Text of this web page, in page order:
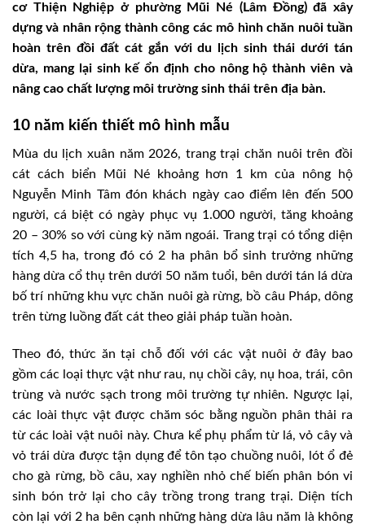
cơ Thiện Nghiệp ở phường Mũi Né (Lâm Đồng) đã xây
dựng và nhân rộng thành công các mô hình chăn nuôi tuần
hoàn trên đồi đất cát gắn với du lịch sinh thái dưới tán
dừa, mang lại sinh kế ổn định cho nông hộ thành viên và
nâng cao chất lượng môi trường sinh thái trên địa bàn.
10 năm kiến thiết mô hình mẫu
Mùa du lịch xuân năm 2026, trang trại chăn nuôi trên đồi
cát cách biển Mũi Né khoảng hơn 1 km của nông hộ
Nguyễn Minh Tâm đón khách ngày cao điểm lên đến 500
người, cá biệt có ngày phục vụ 1.000 người, tăng khoảng
20 – 30% so với cùng kỳ năm ngoái. Trang trại có tổng diện
tích 4,5 ha, trong đó có 2 ha phân bổ sinh trưởng những
hàng dừa cổ thụ trên dưới 50 năm tuổi, bên dưới tán lá dừa
bố trí những khu vực chăn nuôi gà rừng, bồ câu Pháp, dông
trên từng luồng đất cát theo giải pháp tuần hoàn.
Theo đó, thức ăn tại chỗ đối với các vật nuôi ở đây bao
gồm các loại thực vật như rau, nụ chồi cây, nụ hoa, trái, côn
trùng và nước sạch trong môi trường tự nhiên. Ngược lại,
các loài thực vật được chăm sóc bằng nguồn phân thải ra
từ các loài vật nuôi này. Chưa kể phụ phẩm từ lá, vỏ cây và
vỏ trái dừa được tận dụng để tôn tạo chuồng nuôi, lót ổ đẻ
cho gà rừng, bồ câu, xay nghiền nhỏ chế biến phân bón vi
sinh bón trở lại cho cây trồng trong trang trại. Diện tích
còn lại với 2 ha bên cạnh những hàng dừa lâu năm là không